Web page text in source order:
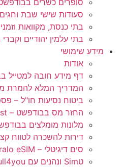
סופרים כשרים
סעודות שישי שבת
בתי כנסת, מקוואות
בתי עלמין יהודיים
מידע שימושי
אודות
דף מידע חובה למטייל
המדריך המלא להמרת
ביטוח נסיעות חו"ל –
החזר מס בבודפשט – Tax Free Refund Budapest
מלונות מומלצים
דירות להשכרה לטווח
סים דיגיטלי – Airalo eSIM
טSim ונהנים עם Bull4you